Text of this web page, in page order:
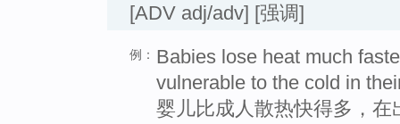
[ADV adj/adv] [强调]
例： Babies lose heat much
vulnerable to the cold in
婴儿比成人散热快得多，